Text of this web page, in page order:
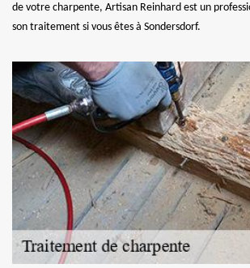
de votre charpente, Artisan Reinhard est un
son traitement si vous êtes à Sondersdorf.